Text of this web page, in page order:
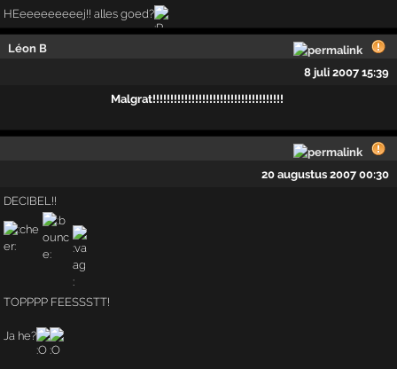
HEeeeeeeeeej!! alles goed?
Léon B
8 juli 2007 15:39
Malgrat!!!!!!!!!!!!!!!!!!!!!!!!!!!!!!!!!!!!!
20 augustus 2007 00:30
DECIBEL!!
TOPPPP FEESSSTT!
Ja he?